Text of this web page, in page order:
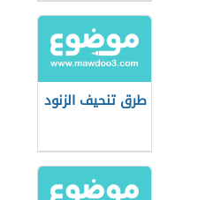
طرق تنحيف الزنود